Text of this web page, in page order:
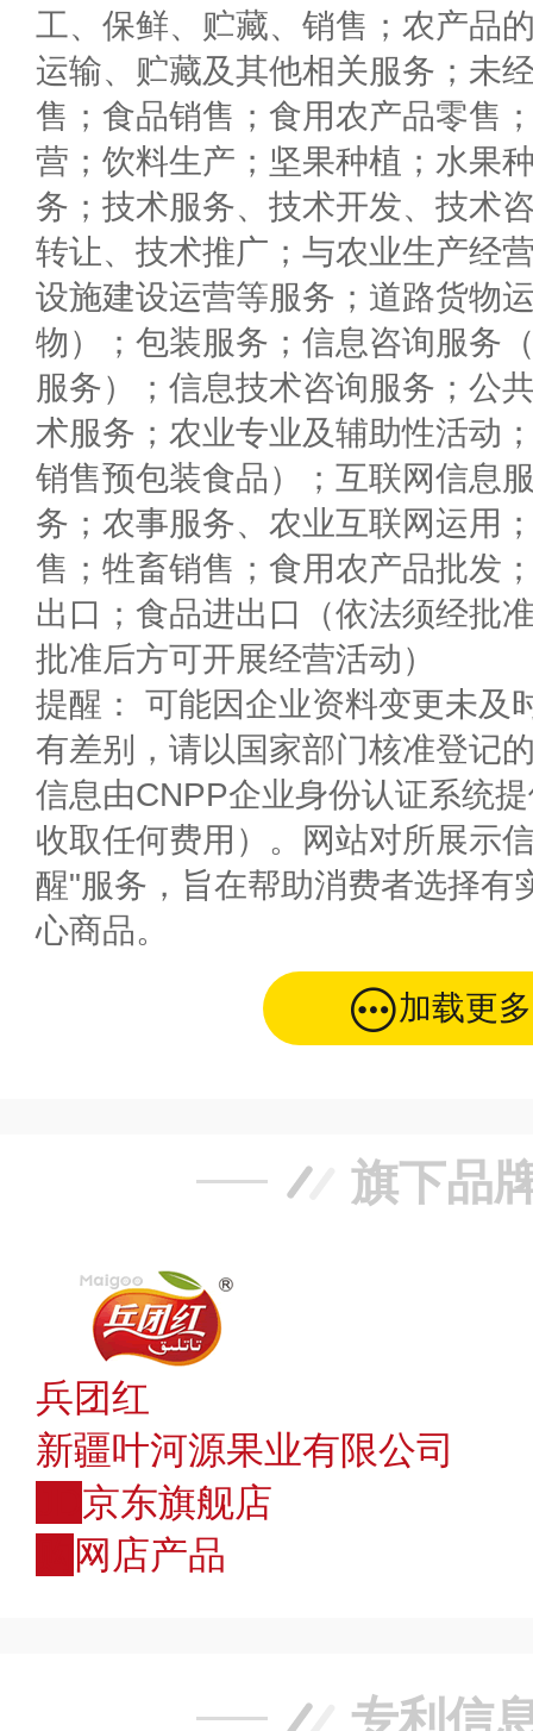
工、保鲜、贮藏、销售；农产品
运输、贮藏及其他相关服务；未
售；食品销售；食用农产品零售
营；饮料生产；坚果种植；水果
务；技术服务、技术开发、技术
转让、技术推广；与农业生产经
设施建设运营等服务；道路货物
物）；包装服务；信息咨询服务
服务）；信息技术咨询服务；公
术服务；农业专业及辅助性活动
销售预包装食品）；互联网信息
务；农事服务、农业互联网运用
售；牲畜销售；食用农产品批发
出口；食品进出口（依法须经批
批准后方可开展经营活动）
提醒： 可能因企业资料变更未及
有差别，请以国家部门核准登记
信息由CNPP企业身份认证系统
收取任何费用）。网站对所展示
醒"服务，旨在帮助消费者选择有
心商品。
加载更多
旗下品
兵团红
新疆叶河源果业有限公司
京东旗舰店
网店产品
专利信